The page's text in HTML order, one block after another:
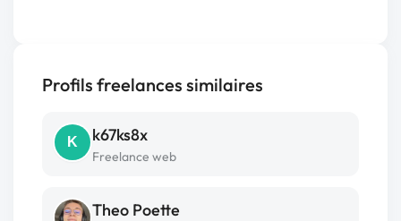
Profils freelances similaires
K k67ks8x
Freelance web
Theo Poette